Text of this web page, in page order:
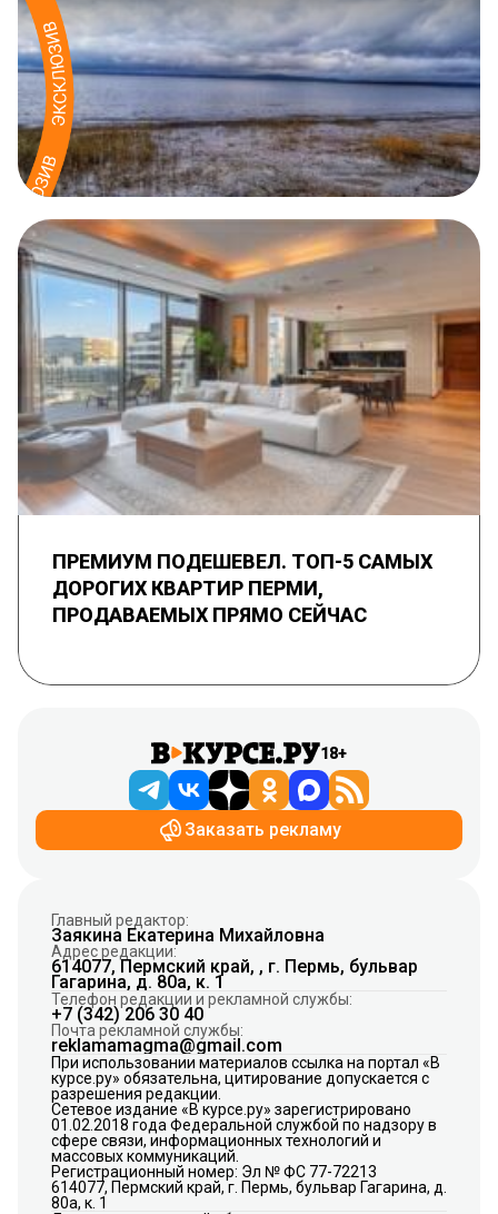
ПРЕМИУМ ПОДЕШЕВЕЛ. ТОП-5 САМЫХ
ДОРОГИХ КВАРТИР ПЕРМИ,
ПРОДАВАЕМЫХ ПРЯМО СЕЙЧАС
18+
Заказать рекламу
Главный редактор:
Заякина Екатерина Михайловна
Адрес редакции:
614077, Пермский край, , г. Пермь, бульвар
Гагарина, д. 80а, к. 1
Телефон редакции и рекламной службы:
+7 (342) 206 30 40
Почта рекламной службы:
reklamamagma@gmail.com
При использовании материалов ссылка на портал «В
курсе.ру» обязательна, цитирование допускается с
разрешения редакции.
Сетевое издание «В курсе.ру» зарегистрировано
01.02.2018 года Федеральной службой по надзору в
сфере связи, информационных технологий и
массовых коммуникаций.
Регистрационный номер: Эл № ФС 77-72213
614077, Пермский край, г. Пермь, бульвар Гагарина, д.
80а, к. 1